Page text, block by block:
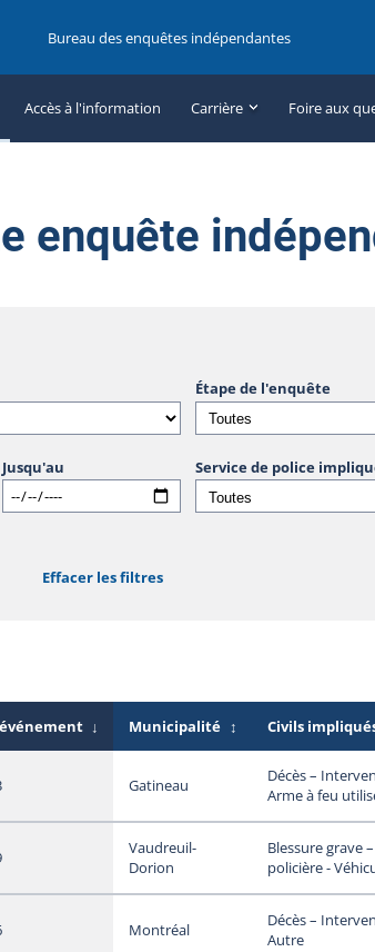
Bureau des enquêtes indépendantes
Accès à l'information Carrière Foire aux
enquête
Étape de l'enquête
Jusqu'au Service de police
Effacer les filtres
↓ Municipalité ↕ Civils
Gatineau
Décès –
Arme à feu
Vaudreuil-
Dorion
Blessure grave
policière -
Montréal
Décès –
Autre